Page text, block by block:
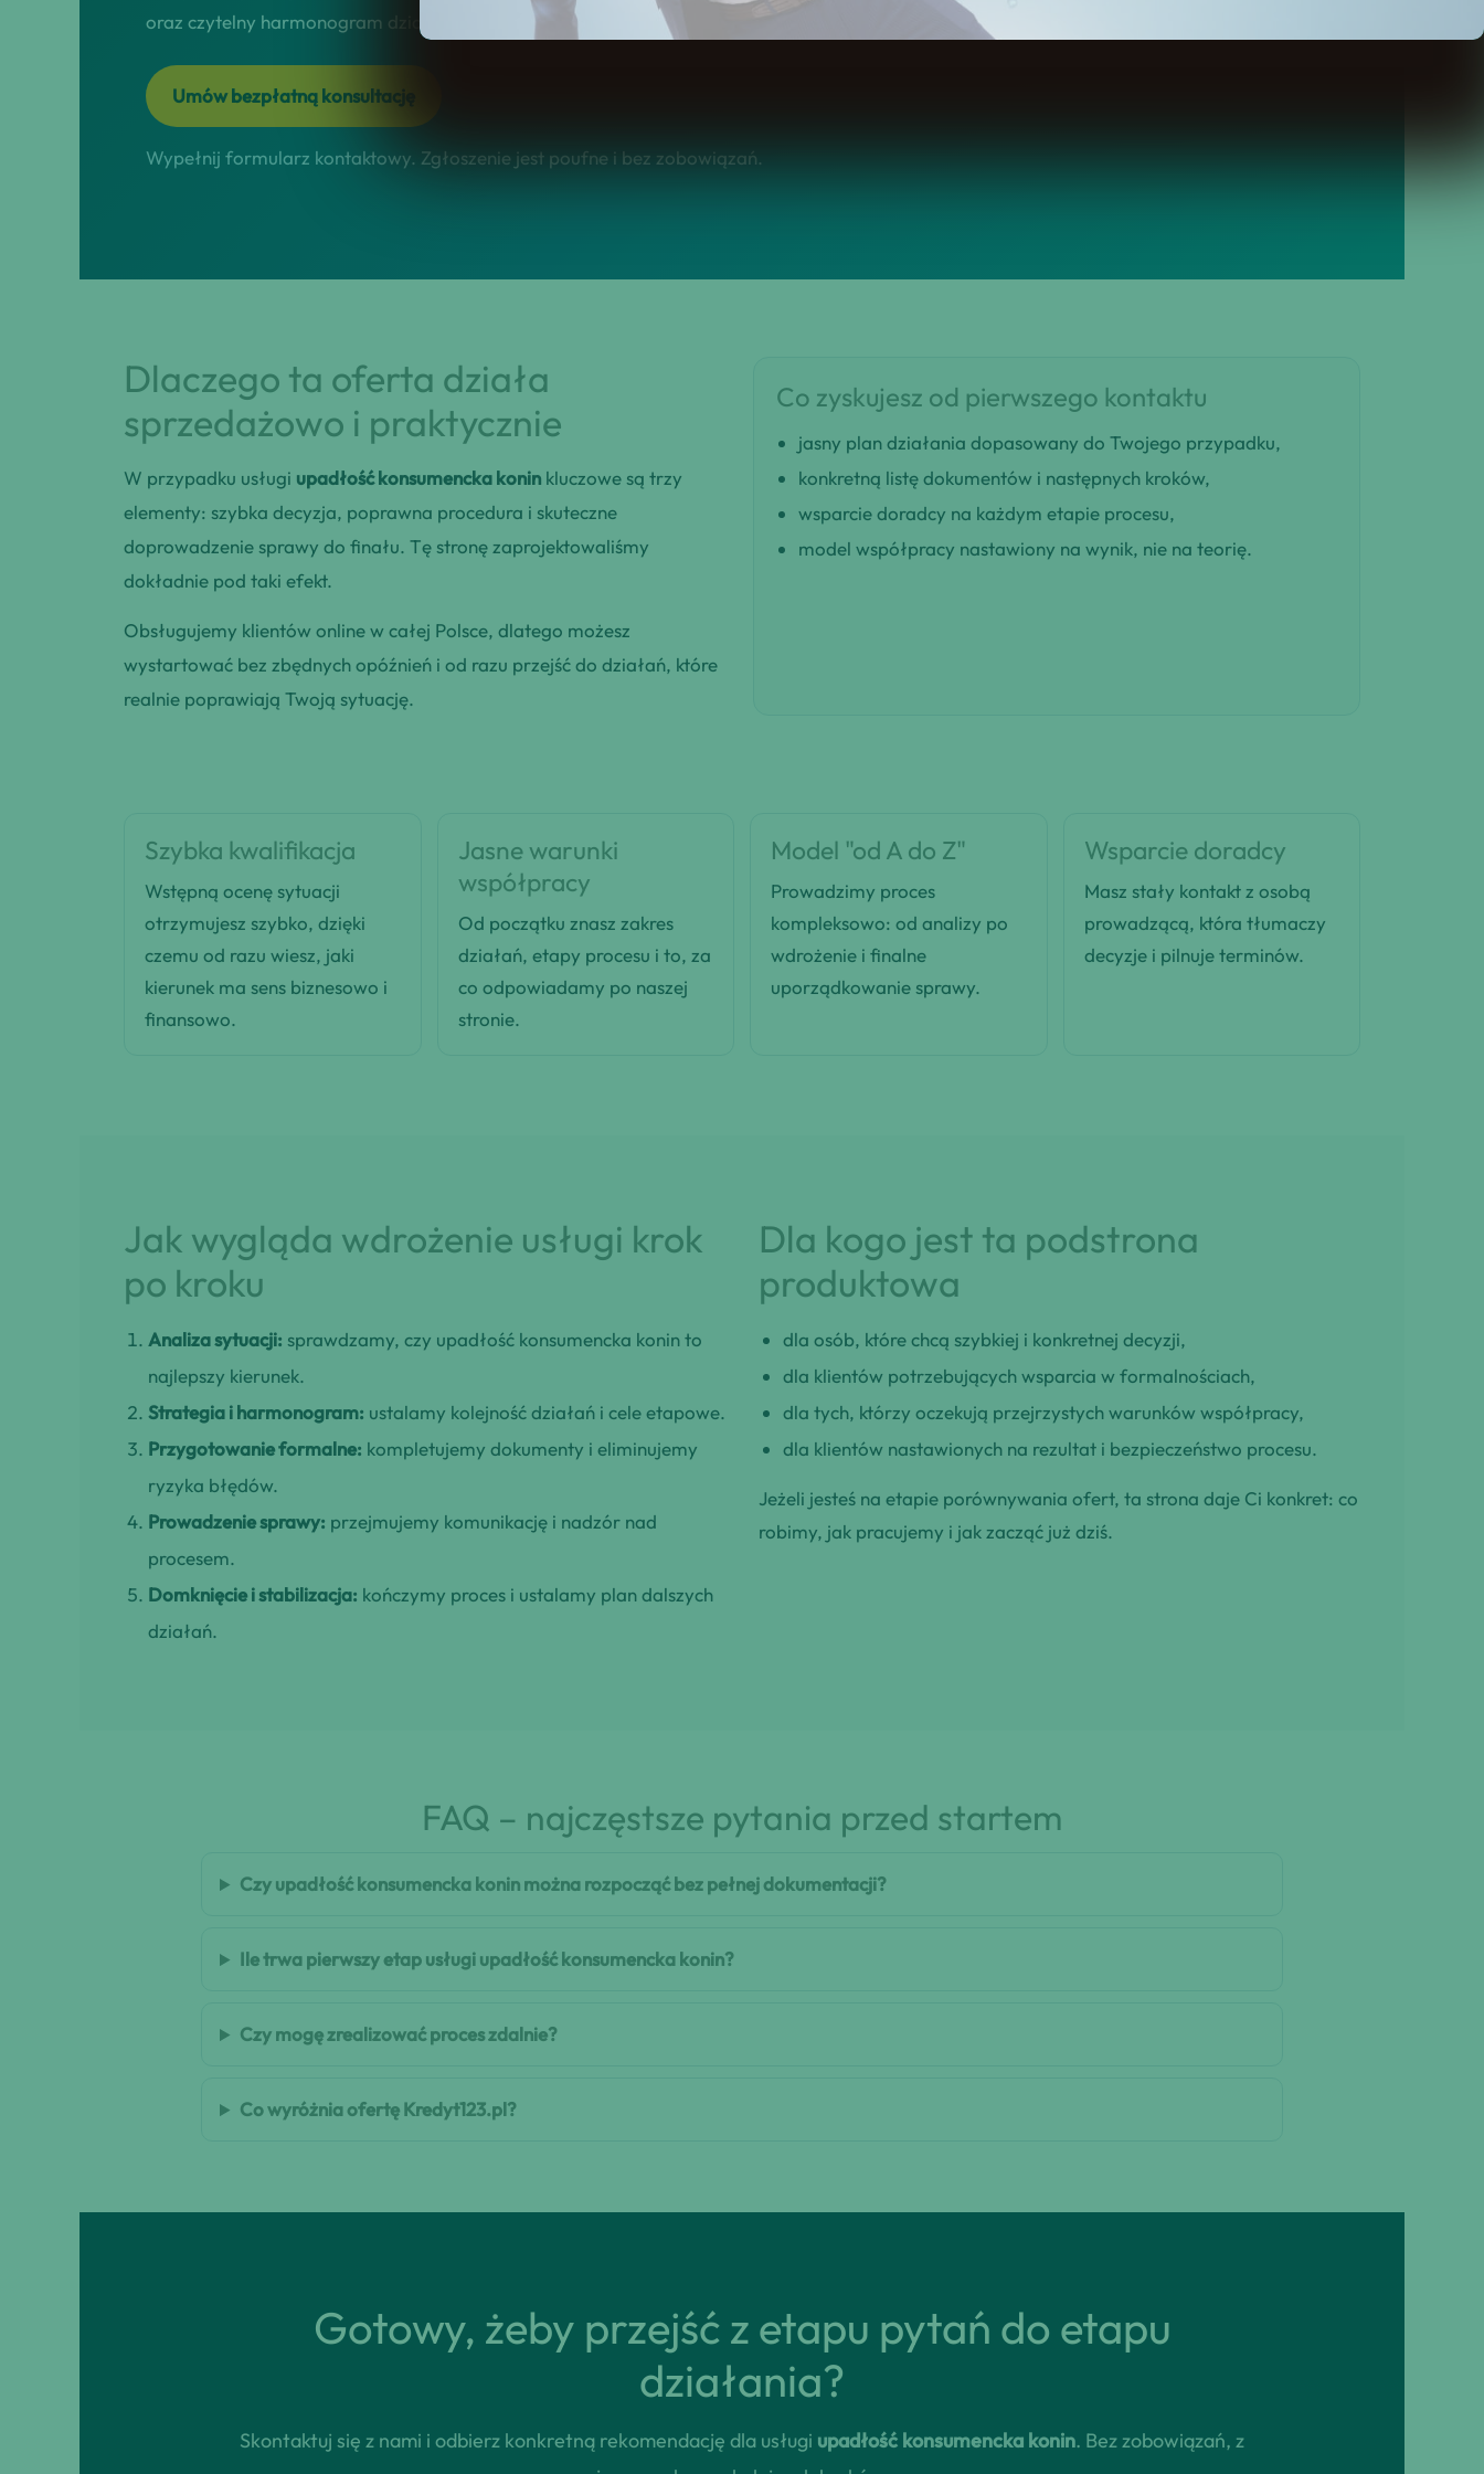
oraz czytelny harmonogram działań online w całej Polsce.
Umów bezpłatną konsultację
Wypełnij formularz kontaktowy. Zgłoszenie jest poufne i bez zobowiązań.
Dlaczego ta oferta działa
sprzedażowo i praktycznie
W przypadku usługi upadłość konsumencka konin kluczowe są trzy
elementy: szybka decyzja, poprawna procedura i skuteczne
doprowadzenie sprawy do finału. Tę stronę zaprojektowaliśmy
dokładnie pod taki efekt.
Obsługujemy klientów online w całej Polsce, dlatego możesz
wystartować bez zbędnych opóźnień i od razu przejść do działań, które
realnie poprawiają Twoją sytuację.
Co zyskujesz od pierwszego kontaktu
jasny plan działania dopasowany do Twojego przypadku,
konkretną listę dokumentów i następnych kroków,
wsparcie doradcy na każdym etapie procesu,
model współpracy nastawiony na wynik, nie na teorię.
Szybka kwalifikacja
Wstępną ocenę sytuacji
otrzymujesz szybko, dzięki
czemu od razu wiesz, jaki
kierunek ma sens biznesowo i
finansowo.
Jasne warunki
współpracy
Od początku znasz zakres
działań, etapy procesu i to, za
co odpowiadamy po naszej
stronie.
Model "od A do Z"
Prowadzimy proces
kompleksowo: od analizy po
wdrożenie i finalne
uporządkowanie sprawy.
Wsparcie doradcy
Masz stały kontakt z osobą
prowadzącą, która tłumaczy
decyzje i pilnuje terminów.
Jak wygląda wdrożenie usługi krok
po kroku
Analiza sytuacji: sprawdzamy, czy upadłość konsumencka konin to
najlepszy kierunek.
Strategia i harmonogram: ustalamy kolejność działań i cele etapowe.
Przygotowanie formalne: kompletujemy dokumenty i eliminujemy
ryzyka błędów.
Prowadzenie sprawy: przejmujemy komunikację i nadzór nad
procesem.
Domknięcie i stabilizacja: kończymy proces i ustalamy plan dalszych
działań.
Dla kogo jest ta podstrona
produktowa
dla osób, które chcą szybkiej i konkretnej decyzji,
dla klientów potrzebujących wsparcia w formalnościach,
dla tych, którzy oczekują przejrzystych warunków współpracy,
dla klientów nastawionych na rezultat i bezpieczeństwo procesu.
Jeżeli jesteś na etapie porównywania ofert, ta strona daje Ci konkret: co
robimy, jak pracujemy i jak zacząć już dziś.
FAQ – najczęstsze pytania przed startem
Czy upadłość konsumencka konin można rozpocząć bez pełnej dokumentacji?
Ile trwa pierwszy etap usługi upadłość konsumencka konin?
Czy mogę zrealizować proces zdalnie?
Co wyróżnia ofertę Kredyt123.pl?
Gotowy, żeby przejść z etapu pytań do etapu
działania?
Skontaktuj się z nami i odbierz konkretną rekomendację dla usługi upadłość konsumencka konin. Bez zobowiązań, z